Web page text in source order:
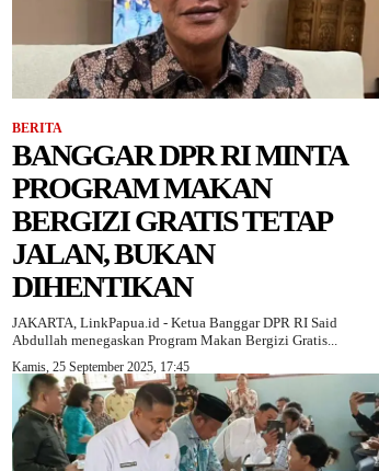
BERITA
BANGGAR DPR RI MINTA
PROGRAM MAKAN
BERGIZI GRATIS TETAP
JALAN, BUKAN
DIHENTIKAN
JAKARTA, LinkPapua.id - Ketua Banggar DPR RI Said
Abdullah menegaskan Program Makan Bergizi Gratis...
Kamis, 25 September 2025, 17:45